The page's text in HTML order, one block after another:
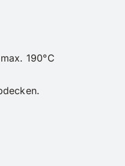
190°C